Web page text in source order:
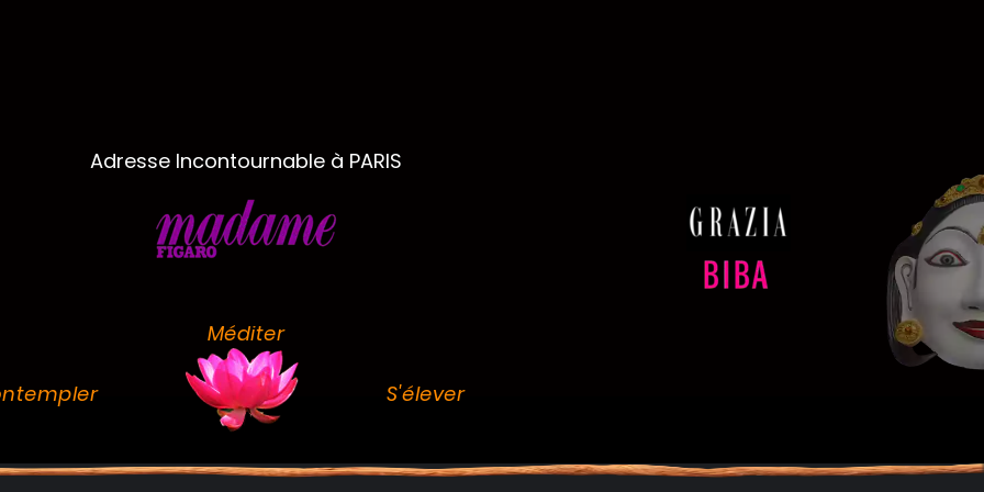
Adresse Incontournable à PARIS
Méditer
S'élever